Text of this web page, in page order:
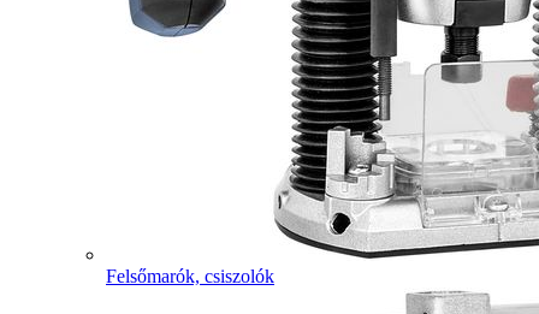
Felsőmarók, csiszolók